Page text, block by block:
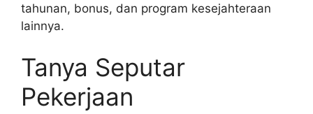
tahunan, bonus, dan program kesejahteraan
lainnya.
Tanya Seputar
Pekerjaan